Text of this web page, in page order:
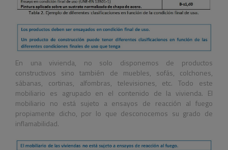
En una vivienda, no solo disponemos de productos
constructivos sino también de muebles, sofás, colchones,
sábanas, cortinas, alfombras, televisiones, etc. Todo este
mobiliario es agrupado en el contenido de la vivienda. El
mobiliario no está sujeto a ensayos de reacción al fuego
propiamente dicho, por lo que desconocemos su grado de
inflamabilidad.